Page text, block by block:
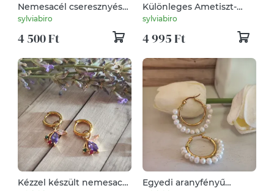
Nemesacél cseresznyés
gyűrű- Egyedi nyári
ékszer!
sylviabiro
4 500 Ft
Különleges Ametiszt-
Eperkvarc nemesacél
fülbevaló – Kristályos
elegancia!
sylviabiro
4 995 Ft
Kézzel készült nemesacél
Egyedi aranyfényű